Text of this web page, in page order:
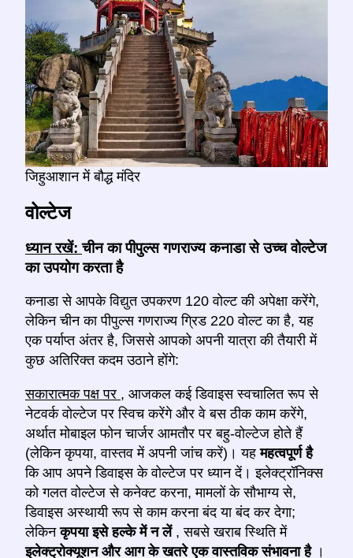
जिहुआशान में बौद्ध मंदिर
वोल्टेज
ध्यान रखें:चीन का पीपुल्स गणराज्य कनाडा से उच्च वोल्टेज
का उपयोग करता है
कनाडा से आपके विद्युत उपकरण 120 वोल्ट की अपेक्षा करेंगे,
लेकिन चीन का पीपुल्स गणराज्य ग्रिड 220 वोल्ट का है, यह
एक पर्याप्त अंतर है, जिससे आपको अपनी यात्रा की तैयारी में
कुछ अतिरिक्त कदम उठाने होंगे:
सकारात्मक पक्ष पर , आजकल कई डिवाइस स्वचालित रूप से
नेटवर्क वोल्टेज पर स्विच करेंगे और वे बस ठीक काम करेंगे,
अर्थात मोबाइल फोन चार्जर आमतौर पर बहु-वोल्टेज होते हैं
(लेकिन कृपया, वास्तव में अपनी जांच करें)। यहमहत्वपूर्ण है
कि आप अपने डिवाइस के वोल्टेज पर ध्यान दें। इलेक्ट्रॉनिक्स
को गलत वोल्टेज से कनेक्ट करना, मामलों के सौभाग्य से,
डिवाइस अस्थायी रूप से काम करना बंद या बंद कर देगा;
लेकिनकृपया इसे हल्के में न लें , सबसे खराब स्थिति में
इलेक्ट्रोक्यूशन और आग के खतरे एक वास्तविक संभावना है ।